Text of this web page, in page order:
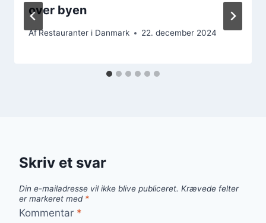
over byen
AfRestauranter i Danmark 22. december 2024
Skriv et svar
Din e-mailadresse vil ikke blive publiceret. Krævede felter
er markeret med *
Kommentar *